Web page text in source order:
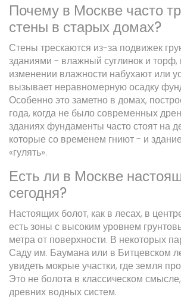
Почему в Москве часто
стены в старых домах?
Стены трескаются из-за подвижек
зданиями - влажный суглинок и торф,
изменении влажности набухают или
вызывает неравномерную осадку
Особенно это заметно в домах,
года, когда не было современных
зданиях фундаменты часто стоят на
которые со временем гниют - и
«гулять».
Есть ли в Москве
сегодня?
Настоящих болот, как в лесах, в
есть зоны с высоким уровнем
метра от поверхности. В некоторых
Саду им. Баумана или в Битцевском
увидеть мокрые участки, где земля
Это не болота в классическом
древних водных систем.